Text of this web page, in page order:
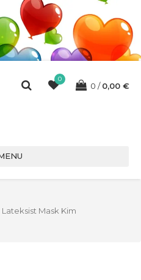
0
0 0,00 €
Lateksist Mask Kim